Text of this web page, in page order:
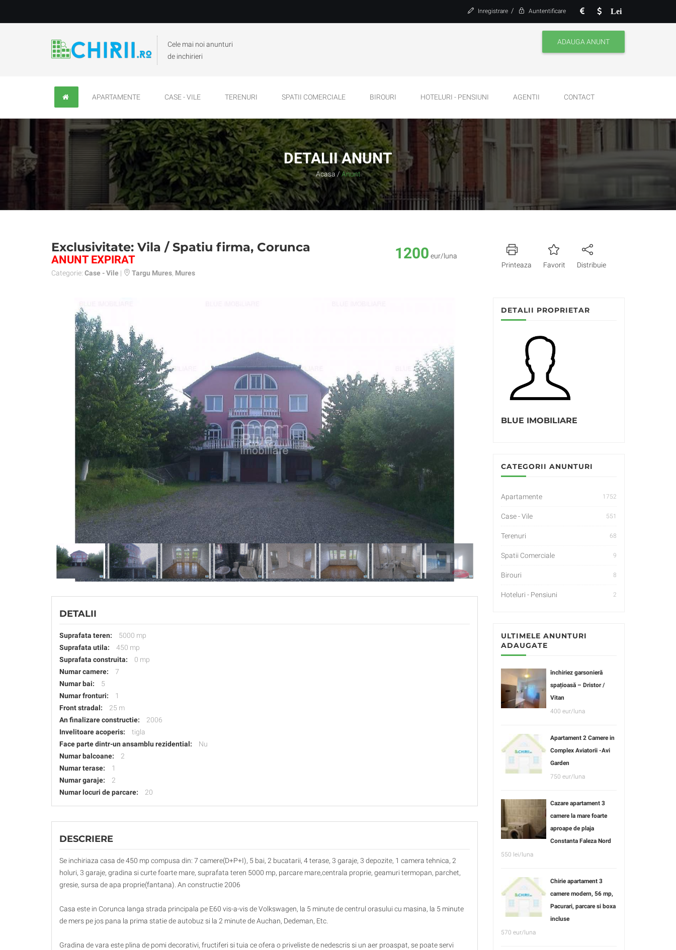
Lei
Inregistrare / Auntentificare
Cele mai noi anunturi
de inchirieri
ADAUGA ANUNT
APARTAMENTE CASE - VILE TERENURI SPATII COMERCIALE BIROURI HOTELURI - PENSIUNI AGENTII CONTACT
DETALII ANUNT
Acasa / Anunt
Exclusivitate: Vila / Spatiu firma, Corunca
ANUNT EXPIRAT
Categorie: Case - Vile | Targu Mures Mures
1200 eur/luna
Printeaza
Favorit Distribuie
DETALII
Suprafata teren:
5000 mp
Suprafata utila:
450 mp
Suprafata construita:
0 mp
Numar camere:
7
Numar bai:
5
Numar fronturi:
1
Front stradal:
25 m
An finalizare constructie:
2006
Invelitoare acoperis:
tigla
Face parte dintr-un ansamblu rezidential:
Nu
Numar balcoane:
2
Numar terase:
1
Numar garaje:
2
Numar locuri de parcare:
20
DESCRIERE
Se inchiriaza casa de 450 mp compusa din: 7 camere(D+P+I), 5 bai, 2 bucatarii, 4 terase, 3 garaje, 3 depozite, 1 camera tehnica, 2
holuri, 3 garaje, gradina si curte foarte mare, suprafata teren 5000 mp, parcare mare,centrala proprie, geamuri termopan, parchet,
gresie, sursa de apa proprie(fantana). An constructie 2006
Casa este in Corunca langa strada principala pe E60 vis-a-vis de Volkswagen, la 5 minute de centrul orasului cu masina, la 5 minute
de mers pe jos pana la prima statie de autobuz si la 2 minute de Auchan, Dedeman, Etc.
Gradina de vara este plina de pomi decorativi, fructiferi si tuia ce ofera o priveliste de nedescris si un aer proaspat, se poate servi
DETALII PROPRIETAR
BLUE IMOBILIARE
CATEGORII ANUNTURI
Apartamente 1752
Case - Vile 551
Terenuri 68
Spatii Comerciale 9
Birouri 8
Hoteluri - Pensiuni 2
ULTIMELE ANUNTURI
ADAUGATE
închiriez garsonieră
spațioasă – Dristor /
Vitan
400 eur/luna
Apartament 2 Camere in
Complex Aviatorii -Avi
Garden
750 eur/luna
Cazare apartament 3
camere la mare foarte
aproape de plaja
Constanta Faleza Nord
550 lei/luna
Chirie apartament 3
camere modern, 56 mp,
Pacurari, parcare si boxa
incluse
570 eur/luna